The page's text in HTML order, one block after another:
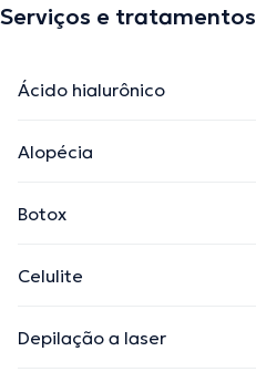
Serviços e tratamentos
Ácido hialurônico
Alopécia
Botox
Celulite
Depilação a laser